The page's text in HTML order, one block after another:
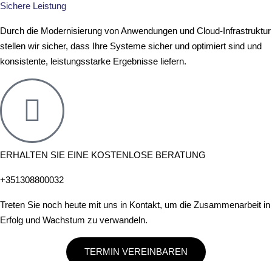
Sichere Leistung
Durch die Modernisierung von Anwendungen und Cloud-Infrastruktur
stellen wir sicher, dass Ihre Systeme sicher und optimiert sind und
konsistente, leistungsstarke Ergebnisse liefern.
ERHALTEN SIE EINE KOSTENLOSE BERATUNG
+351308800032
Treten Sie noch heute mit uns in Kontakt, um die Zusammenarbeit in
Erfolg und Wachstum zu verwandeln.
TERMIN VEREINBAREN